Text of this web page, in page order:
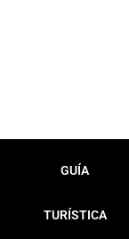
GUÍA
TURÍSTICA